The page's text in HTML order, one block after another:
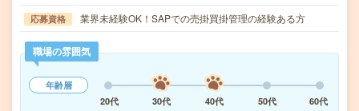
応募資格 業界未経験OK！SAPでの売掛買掛管理の経験ある方
職場の雰囲気
年齢層
20代
30代 40代 50代
60代